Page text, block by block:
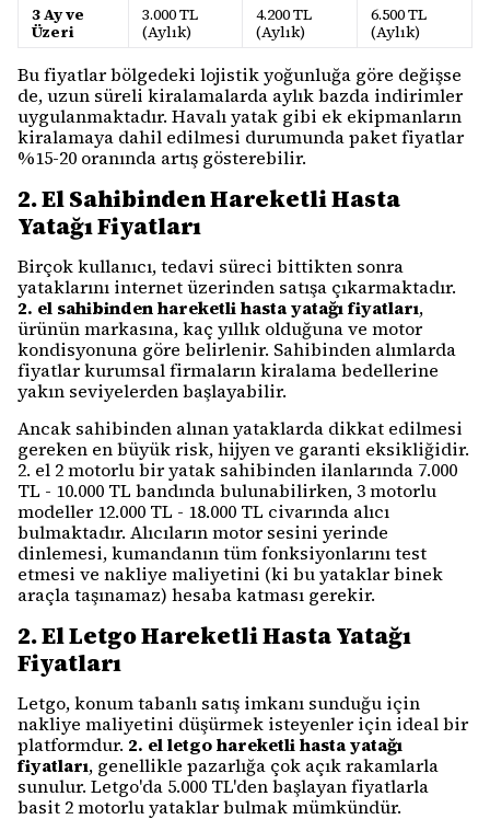
3 Ay ve
Üzeri
3.000 TL
(Aylık)
4.200 TL
(Aylık)
6.500 TL
(Aylık)
Bu fiyatlar bölgedeki lojistik yoğunluğa göre değişse
de, uzun süreli kiralamalarda aylık bazda indirimler
uygulanmaktadır. Havalı yatak gibi ek ekipmanların
kiralamaya dahil edilmesi durumunda paket fiyatlar
%15-20 oranında artış gösterebilir.
2. El Sahibinden Hareketli Hasta
Yatağı Fiyatları
Birçok kullanıcı, tedavi süreci bittikten sonra
yataklarını internet üzerinden satışa çıkarmaktadır.
2. el sahibinden hareketli hasta yatağı fiyatları,
ürünün markasına, kaç yıllık olduğuna ve motor
kondisyonuna göre belirlenir. Sahibinden alımlarda
fiyatlar kurumsal firmaların kiralama bedellerine
yakın seviyelerden başlayabilir.
Ancak sahibinden alınan yataklarda dikkat edilmesi
gereken en büyük risk, hijyen ve garanti eksikliğidir.
2. el 2 motorlu bir yatak sahibinden ilanlarında 7.000
TL - 10.000 TL bandında bulunabilirken, 3 motorlu
modeller 12.000 TL - 18.000 TL civarında alıcı
bulmaktadır. Alıcıların motor sesini yerinde
dinlemesi, kumandanın tüm fonksiyonlarını test
etmesi ve nakliye maliyetini (ki bu yataklar binek
araçla taşınamaz) hesaba katması gerekir.
2. El Letgo Hareketli Hasta Yatağı
Fiyatları
Letgo, konum tabanlı satış imkanı sunduğu için
nakliye maliyetini düşürmek isteyenler için ideal bir
platformdur. 2. el letgo hareketli hasta yatağı
fiyatları, genellikle pazarlığa çok açık rakamlarla
sunulur. Letgo'da 5.000 TL'den başlayan fiyatlarla
basit 2 motorlu yataklar bulmak mümkündür.